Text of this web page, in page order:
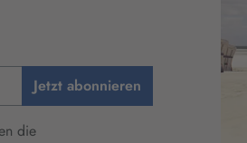
Jetzt abonnieren
die